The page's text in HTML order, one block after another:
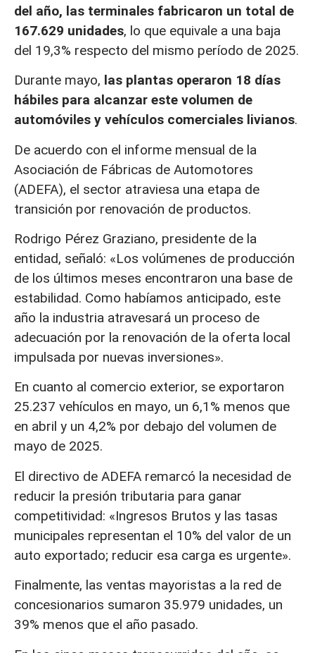
del año, las terminales fabricaron un total de
167.629 unidades, lo que equivale a una baja
del 19,3% respecto del mismo período de 2025.
Durante mayo, las plantas operaron 18 días
hábiles para alcanzar este volumen de
automóviles y vehículos comerciales livianos.
De acuerdo con el informe mensual de la
Asociación de Fábricas de Automotores
(ADEFA), el sector atraviesa una etapa de
transición por renovación de productos.
Rodrigo Pérez Graziano, presidente de la
entidad, señaló: «Los volúmenes de producción
de los últimos meses encontraron una base de
estabilidad. Como habíamos anticipado, este
año la industria atravesará un proceso de
adecuación por la renovación de la oferta local
impulsada por nuevas inversiones».
En cuanto al comercio exterior, se exportaron
25.237 vehículos en mayo, un 6,1% menos que
en abril y un 4,2% por debajo del volumen de
mayo de 2025.
El directivo de ADEFA remarcó la necesidad de
reducir la presión tributaria para ganar
competitividad: «Ingresos Brutos y las tasas
municipales representan el 10% del valor de un
auto exportado; reducir esa carga es urgente».
Finalmente, las ventas mayoristas a la red de
concesionarios sumaron 35.979 unidades, un
39% menos que el año pasado.